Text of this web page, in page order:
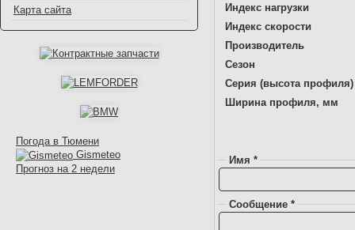
Карта сайта
Погода в Тюмени
Gismeteo
Прогноз на 2 недели
Индекс нагрузки
Индекс скорости
Производитель
Сезон
Серия (высота профиля)
Ширина профиля, мм
Имя *
Сообщение *